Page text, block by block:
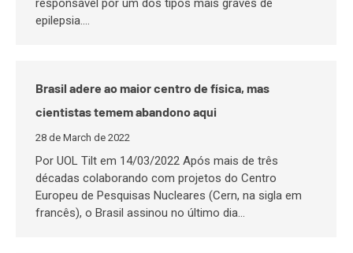
responsável por um dos tipos mais graves de
epilepsia.…
Brasil adere ao maior centro de física, mas
cientistas temem abandono aqui
28 de March de 2022
Por UOL Tilt em 14/03/2022 Após mais de três
décadas colaborando com projetos do Centro
Europeu de Pesquisas Nucleares (Cern, na sigla em
francês), o Brasil assinou no último dia…